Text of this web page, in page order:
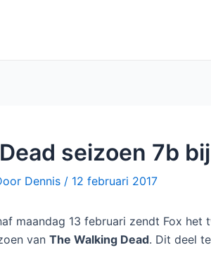
seizoen 7b
Dennis / 12 februari 2017
maandag 13 februari zendt Fox het
van The Walking Dead. Dit deel